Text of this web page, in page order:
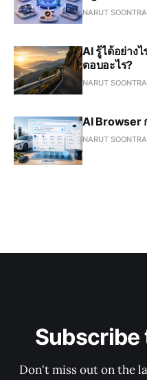
NARUT
AI รู้ได้อย่าง
ตอบอะไร?
NARUT
AI Browser
NARUT
Subscribe
Don't miss out on the